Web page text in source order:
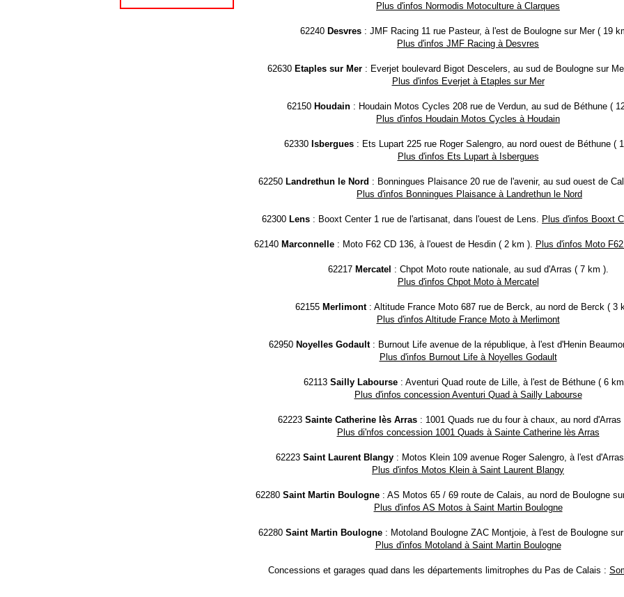
Plus d'infos Normodis Motoculture à Clarques
62240 Desvres: JMF Racing 11 rue Pasteur, à l'est de Boulogne sur Mer ( 19
Plus d'infos JMF Racing à Desvres
62630 Etaples sur Mer : Everjet boulevard Bigot Descelers, au sud de Boulogne sur
Plus d'infos Everjet à Etaples sur Mer
62150 Houdain : Houdain Motos Cycles 208 rue de Verdun, au sud de Béthune (
Plus d'infos Houdain Motos Cycles à Houdain
62330 Isbergues: Ets Lupart 225 rue Roger Salengro, au nord ouest de Béthune (
Plus d'infos Ets Lupart à Isbergues
62250 Landrethun le Nord : Bonningues Plaisance 20 rue de l'avenir, au sud ouest de
Plus d'infos Bonningues Plaisance à Landrethun le Nord
62300 Lens : Booxt Center 1 rue de l'artisanat, dans l'ouest de Lens. Plus d'infos Booxt
62140 Marconnelle: Moto F62 CD 136, à l'ouest de Hesdin ( 2 km ). Plus d'infos Moto
62217 Mercatel : Chpot Moto route nationale, au sud d'Arras ( 7 km ).
Plus d'infos Chpot Moto à Mercatel
62155 Merlimont: Altitude France Moto 687 rue de Berck, au nord de Berck ( 3
Plus d'infos Altitude France Moto à Merlimont
62950 Noyelles Godault: Burnout Life avenue de la république, à l'est d'Henin
Plus d'infos Burnout Life à Noyelles Godault
62113 Sailly Labourse : Aventuri Quad route de Lille, à l'est de Béthune ( 6
Plus d'infos concession Aventuri Quad à Sailly Labourse
62223 Sainte Catherine lès Arras : 1001 Quads rue du four à chaux, au nord
Plus di'nfos concession 1001 Quads à Sainte Catherine lès Arras
62223 Saint Laurent Blangy: Motos Klein 109 avenue Roger Salengro, à l'est
Plus d'infos Motos Klein à Saint Laurent Blangy
62280 Saint Martin Boulogne : AS Motos 65 / 69 route de Calais, au nord de Boulogne
Plus d'infos AS Motos à Saint Martin Boulogne
62280 Saint Martin Boulogne: Motoland Boulogne ZAC Montjoie, à l'est de Boulogne
Plus d'infos Motoland à Saint Martin Boulogne
Concessions et garages quad dans les départements limitrophes du Pas de Calais :